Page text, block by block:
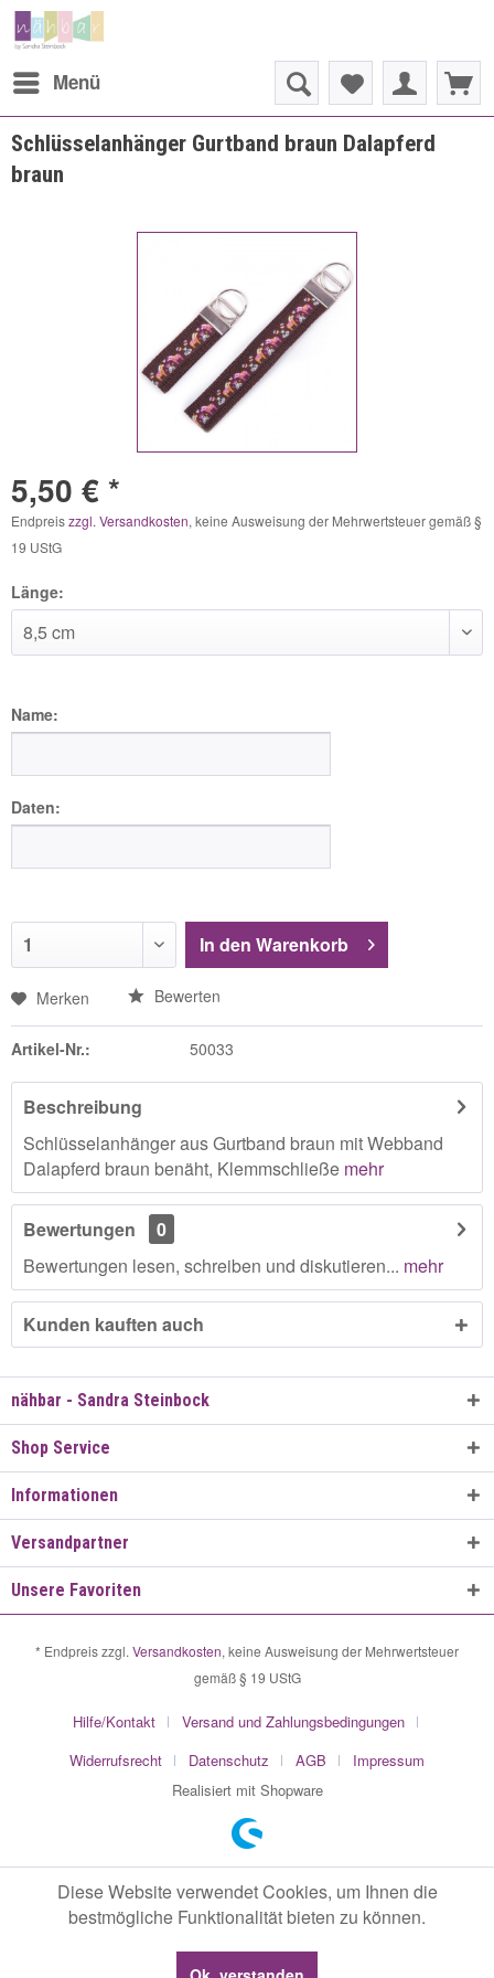
Menü
Schlüsselanhänger Gurtband braun Dalapferd
braun
5,50 € *
Endpreiszzgl. Versandkosten, keine Ausweisung der Mehrwertsteuer gemäß §
19 UStG
Länge:
Name:
Daten:
In den Warenkorb
Merken Bewerten
Artikel-Nr.: 50033
Beschreibung
Schlüsselanhänger aus Gurtband braun mit Webband
Dalapferd braun benäht, Klemmschließe mehr
Bewertungen
0
Bewertungen lesen, schreiben und diskutieren... mehr
Kunden kauften auch
nähbar - Sandra Steinbock
Shop Service
Informationen
Versandpartner
Unsere Favoriten
* Endpreis zzgl. Versandkosten, keine Ausweisung der Mehrwertsteuer
gemäß § 19 UStG
Hilfe/Kontakt
Versand und Zahlungsbedingungen
Widerrufsrecht
Datenschutz AGB
Impressum
Realisiert mit Shopware
Diese Website verwendet Cookies, um Ihnen die
bestmögliche Funktionalität bieten zu können.